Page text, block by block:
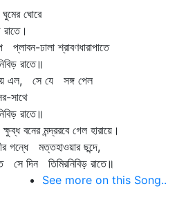
ঘোরে
ঢালা শ্রাবণধারাপাতে
রাতে॥
এল, সে যে সঙ্গ পেল
সাথে
রাতে॥
বনের মন্দ্ররবে গেল হারায়ে।
গন্ধে মত্তহাওয়ার ছন্দে,
সে দিন তিমিরনিবিড় রাতে॥
See more on this Song..